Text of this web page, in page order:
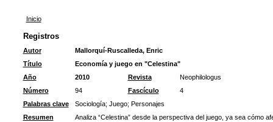
Inicio
Registros
Autor
Mallorquí-Ruscalleda, Enric
Título
Economía y juego en "Celestina"
Año
2010 Revista
Neophilologus
Número
94 Fascículo
4
Palabras clave
Sociología; Juego; Personajes
Resumen
Analiza “Celestina” desde la perspectiva del juego, ya sea cómo